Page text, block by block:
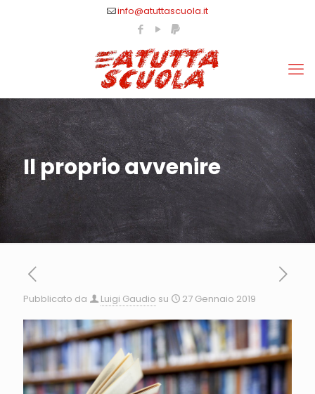
info@atuttascuola.it
Il proprio avvenire
Pubblicato da Luigi Gaudio su 27 Gennaio 2019